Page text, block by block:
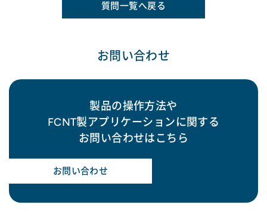
質問一覧へ戻る
お問い合わせ
製品の操作方法や
FCNT製アプリケーションに関する
お問い合わせはこちら
お問い合わせ